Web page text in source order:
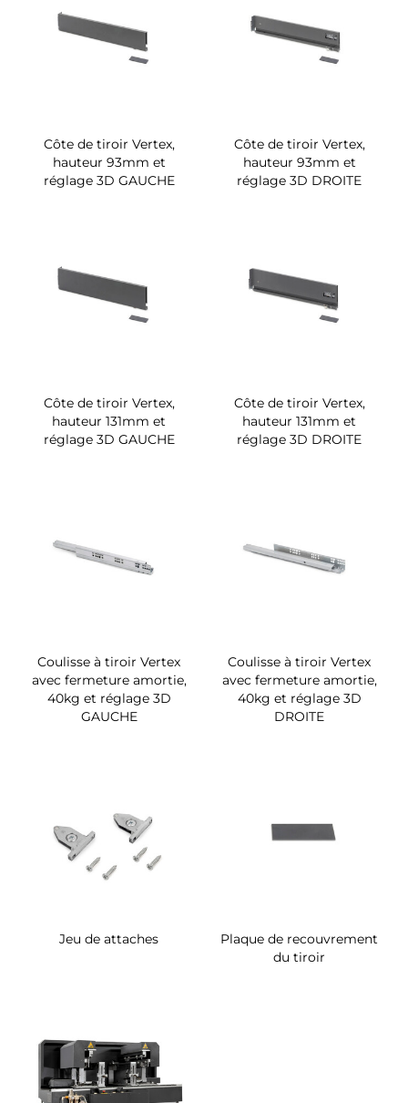
Côte de tiroir Vertex,
hauteur 93mm et
réglage 3D GAUCHE
Côte de tiroir Vertex,
hauteur 93mm et
réglage 3D DROITE
Côte de tiroir Vertex,
hauteur 131mm et
réglage 3D GAUCHE
Côte de tiroir Vertex,
hauteur 131mm et
réglage 3D DROITE
Coulisse à tiroir Vertex
avec fermeture amortie,
40kg et réglage 3D
GAUCHE
Coulisse à tiroir Vertex
avec fermeture amortie,
40kg et réglage 3D
DROITE
Jeu de attaches
Plaque de recouvrement
du tiroir